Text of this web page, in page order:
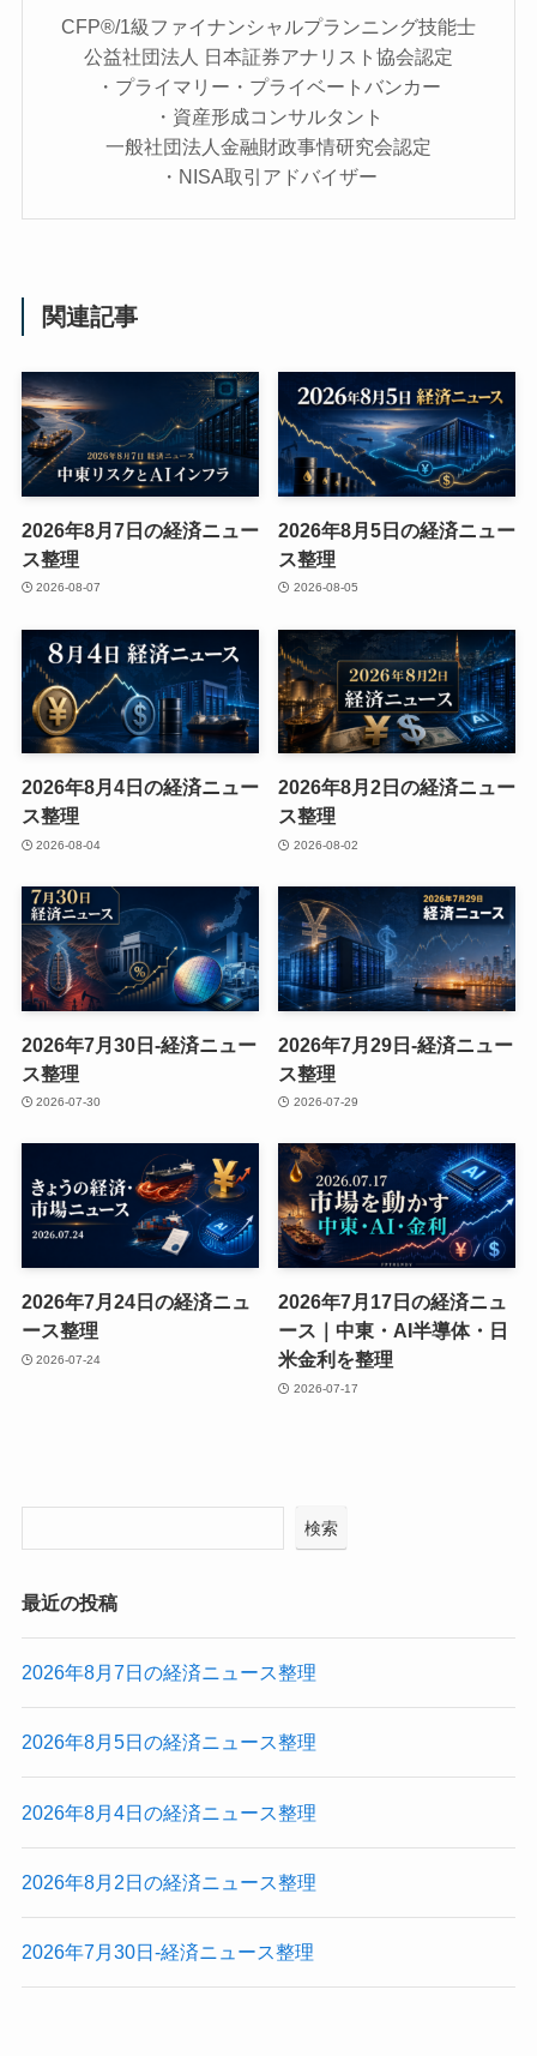
CFP®/1級ファイナンシャルプランニング技能士
公益社団法人 日本証券アナリスト協会認定
・プライマリー・プライベートバンカー
・資産形成コンサルタント
一般社団法人金融財政事情研究会認定
・NISA取引アドバイザー
関連記事
2026年8月7日の経済ニュー
ス整理
2026-08-07
2026年8月5日の経済ニュー
ス整理
2026-08-05
2026年8月4日の経済ニュー
ス整理
2026-08-04
2026年8月2日の経済ニュー
ス整理
2026-08-02
2026年7月30日-経済ニュー
ス整理
2026-07-30
2026年7月29日-経済ニュー
ス整理
2026-07-29
2026年7月24日の経済ニュ
ース整理
2026-07-24
2026年7月17日の経済ニュ
ース｜中東・AI半導体・日
米金利を整理
2026-07-17
検索
最近の投稿
2026年8月7日の経済ニュース整理
2026年8月5日の経済ニュース整理
2026年8月4日の経済ニュース整理
2026年8月2日の経済ニュース整理
2026年7月30日-経済ニュース整理